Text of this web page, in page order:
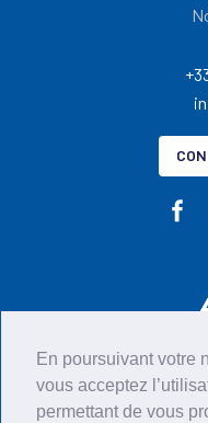
En poursuivant votre
vous acceptez
permettant de vous